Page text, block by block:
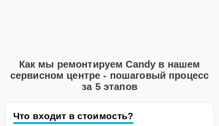
Как мы ремонтируем Candy в нашем
сервисном центре - пошаговый процесс
за 5 этапов
Что входит в стоимость?